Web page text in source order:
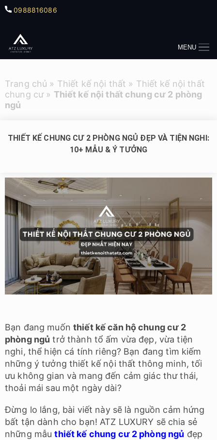
0988816086
MENU
Trang chủ » Thiết kế nội thất » Thiết kế nội thất
chung cư» Thiết kế nội thất chung cư 2 phòng
ngủ
THIẾT KẾ CHUNG CƯ 2 PHÒNG NGỦ ĐẸP VÀ TIỆN NGHI:
10+ MẪU & Ý TƯỞNG
Bạn đang muốn thiết kế căn hộ chung cư 2
phòng ngủ trở thành tổ ấm vừa đẹp, vừa tiện
nghi, thể hiện cá tính riêng? Bạn đang tìm kiếm
những ý tưởng thiết kế nội thất thông minh, tối
ưu không gian và mang đến cảm giác thư thái,
thoải mái sau một ngày dài?
Đừng lo lắng, bài viết này sẽ là nguồn cảm hứng
bất tận dành cho bạn! ATZ LUXURY sẽ chia sẻ
những mẫuthiết kế chung cư 2 phòng ngủ đẹp